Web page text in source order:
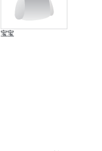
宝宝